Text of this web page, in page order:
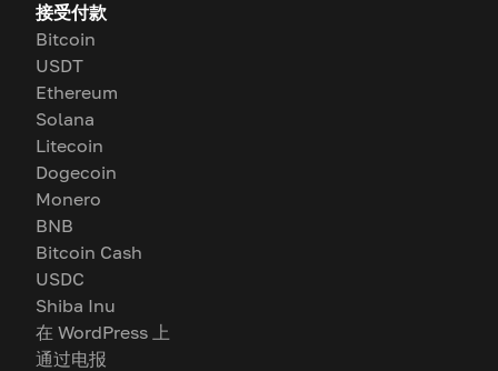
接受付款
Bitcoin
USDT
Ethereum
Solana
Litecoin
Dogecoin
Monero
BNB
Bitcoin Cash
USDC
Shiba Inu
在 WordPress 上
通过电报